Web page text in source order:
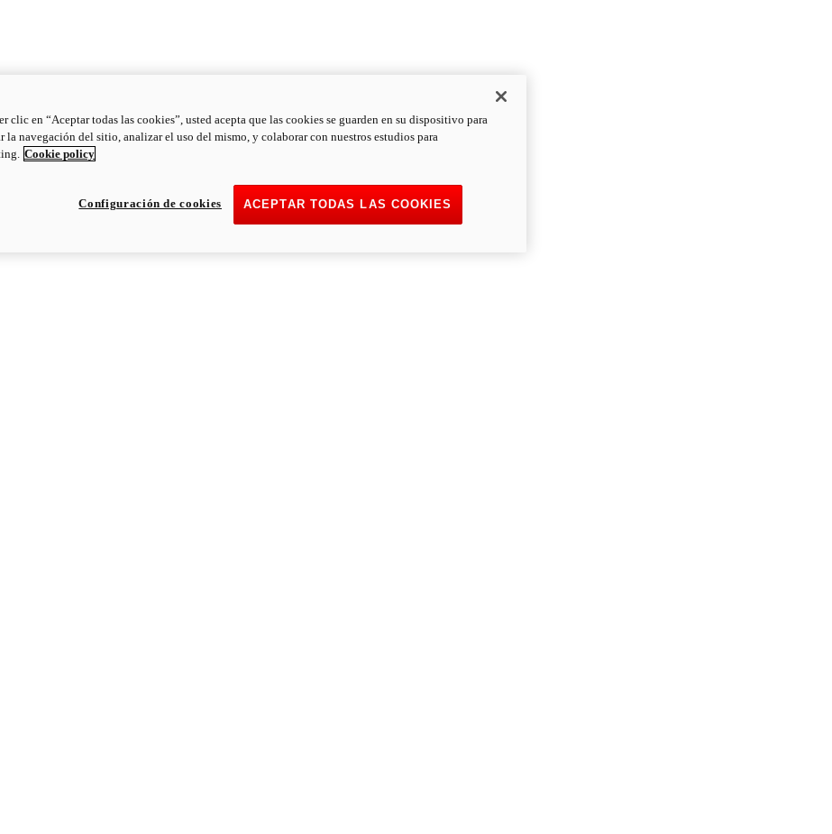
clic en “Aceptar todas las cookies”, usted acepta que las cookies se guarden en su dispositivo para
la navegación del sitio, analizar el uso del mismo, y colaborar con nuestros estudios para
Cookie policy
ACEPTAR TODAS LAS COOKIES
Configuración de cookies